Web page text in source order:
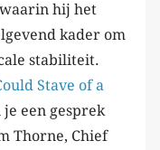
hij het
kader om
stabiliteit.
Stave of a
een gesprek
Thorne, Chief